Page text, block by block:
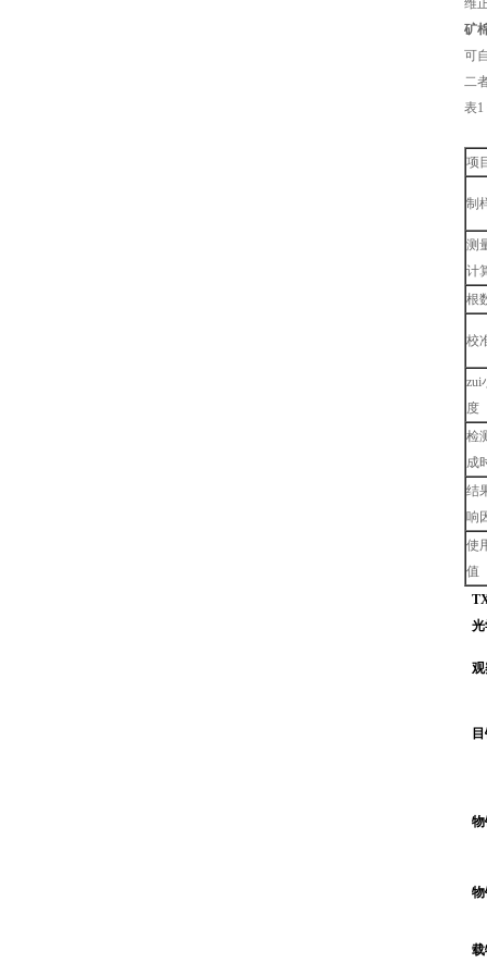
维
矿
可
二
表1
项
制
测
计
根
校
zui
度
检
成
结
响
使
值